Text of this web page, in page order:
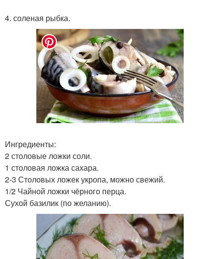
4. соленая рыбка.
Ингредиенты:
2 столовые ложки соли.
1 столовая ложка сахара.
2-3 Столовых ложек укропа, можно свежий.
1/2 Чайной ложки чёрного перца.
Сухой базилик (по желанию).